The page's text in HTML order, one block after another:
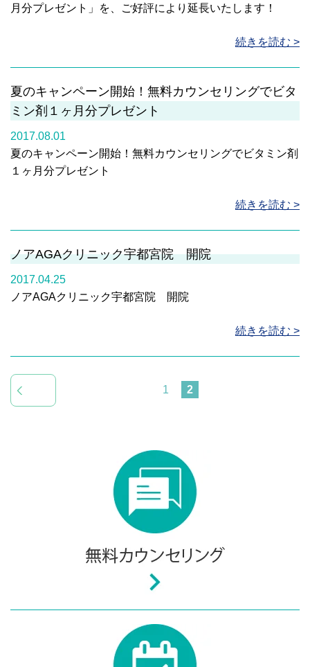
月分プレゼント」を、ご好評により延長いたします！
続きを読む >
夏のキャンペーン開始！無料カウンセリングでビタ
ミン剤１ヶ月分プレゼント
2017.08.01
夏のキャンペーン開始！無料カウンセリングでビタミン剤
１ヶ月分プレゼント
続きを読む >
ノアAGAクリニック宇都宮院 開院
2017.04.25
ノアAGAクリニック宇都宮院 開院
続きを読む >
1 2